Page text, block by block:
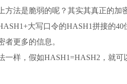
方法是脆弱的呢？其实其真正的加
大写口令的HASH1拼接的
者更多的信息。
一样，假如HASH1=HASH2，就